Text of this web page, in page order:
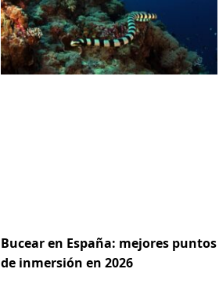
Bucear en España: mejores puntos
de inmersión en 2026